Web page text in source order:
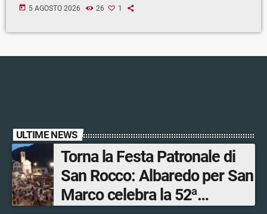
today 5 AGOSTO 2026 26 1
ULTIME NEWS
Torna la Festa Patronale di
San Rocco: Albaredo per San
Marco celebra la 52ª